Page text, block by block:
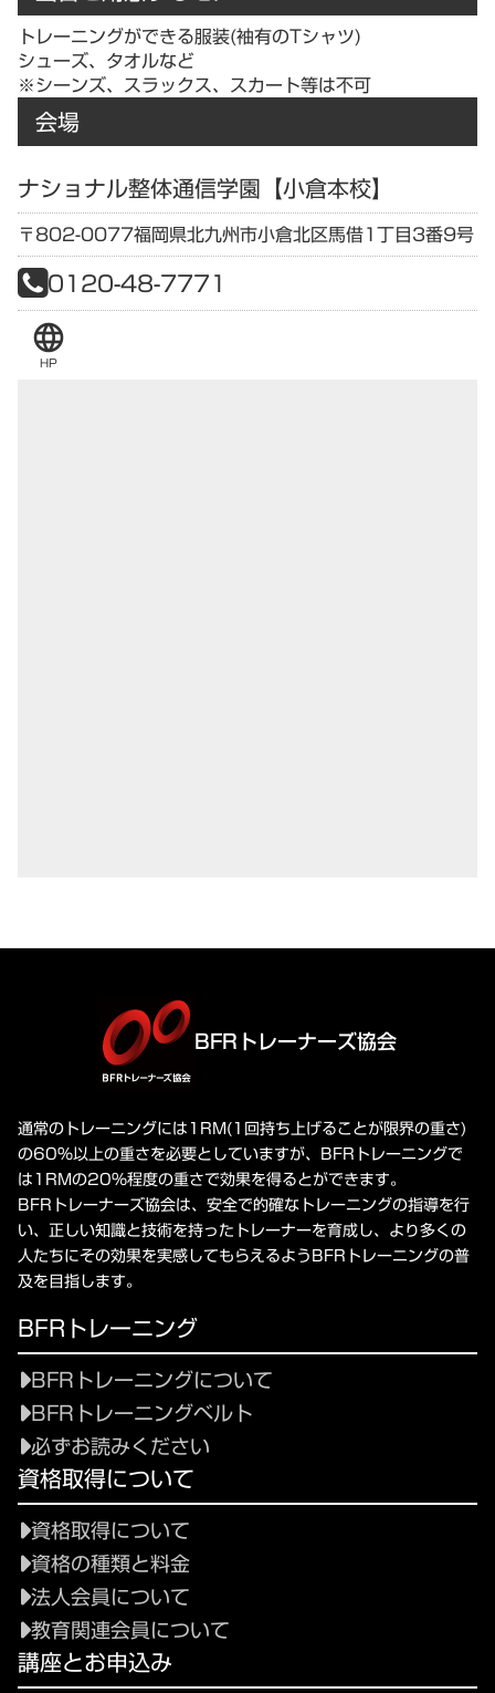
トレーニングができる服装(袖有のTシャツ)
シューズ、タオルなど
※シーンズ、スラックス、スカート等は不可
会場
ナショナル整体通信学園【小倉本校】
〒802-0077福岡県北九州市小倉北区馬借1丁目3番9号
0120-48-7771
language
HP
BFRトレーナーズ協会
通常のトレーニングには1RM(1回持ち上げることが限界の重さ)
の60%以上の重さを必要としていますが、BFRトレーニングで
は1RMの20%程度の重さで効果を得るとができます。
BFRトレーナーズ協会は、安全で的確なトレーニングの指導を行
い、正しい知識と技術を持ったトレーナーを育成し、より多くの
人たちにその効果を実感してもらえるようBFRトレーニングの普
及を目指します。
BFRトレーニング
BFRトレーニングについて
BFRトレーニングベルト
必ずお読みください
資格取得について
資格取得について
資格の種類と料金
法人会員について
教育関連会員について
講座とお申込み